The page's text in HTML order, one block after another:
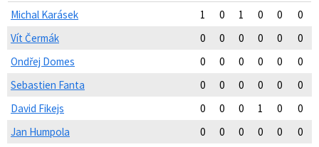
Michal Karásek
1 0 1 0 0
0
Vít Čermák
0 0 0 0 0
0
Ondřej Domes
0 0 0 0 0
0
Sebastien Fanta
0 0 0 0 0
0
David Fikejs
0 0 0 1 0
0
Jan Humpola
0 0 0 0 0
0